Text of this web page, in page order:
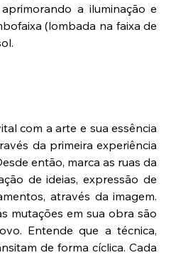
a iluminação e
(lombada na faixa de
com a arte e sua essência
da primeira experiência
então, marca as ruas da
de ideias, expressão de
através da imagem.
mutações em sua obra são
Entende que a técnica,
de forma cíclica. Cada